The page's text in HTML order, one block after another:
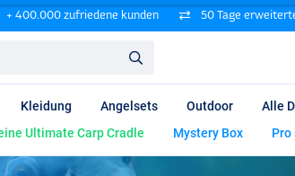
+ 400.000 zufriedene kunden 50 Tage
Kleidung Angelsets Outdoor Alle
Ultimate Carp Cradle Mystery Box